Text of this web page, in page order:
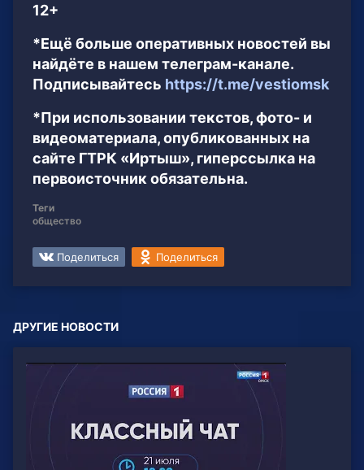
12+
*Ещё больше оперативных новостей вы
найдёте в нашем телеграм-канале.
Подписывайтесь https://t.me/vestiomsk
*При использовании текстов, фото- и
видеоматериала, опубликованных на
сайте ГТРК «Иртыш», гиперссылка на
первоисточник обязательна.
Теги
общество
Поделиться Поделиться
ДРУГИЕ НОВОСТИ